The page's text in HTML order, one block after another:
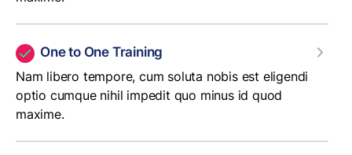
One to One Training
Nam libero tempore, cum soluta nobis est eligendi
optio cumque nihil impedit quo minus id quod
maxime.